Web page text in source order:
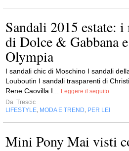
Sandali 2015 estate:
di Dolce & Gabbana
Olympia
I sandali chic di Moschino I sandali
Louboutin I sandali trasparenti di
Rene Caovilla I...
Leggere il seguito
Da Trescic
LIFESTYLE MODA E TREND PER LEI
Mini Pony Mai visti